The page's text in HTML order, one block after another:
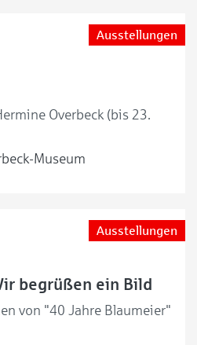
Ausstellungen
Overbeck (bis 23.
Museum
Ausstellungen
begrüßen ein Bild
von "40 Jahre Blaumeier"